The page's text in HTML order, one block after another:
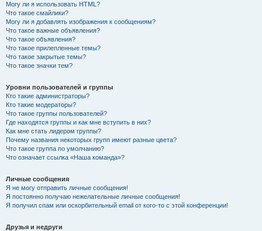
Могу ли я использовать HTML?
Что такое смайлики?
Могу ли я добавлять изображения к сообщениям?
Что такое важные объявления?
Что такое объявления?
Что такое прилепленные темы?
Что такое закрытые темы?
Что такое значки тем?
Уровни пользователей и группы
Кто такие администраторы?
Кто такие модераторы?
Что такое группы пользователей?
Где находятся группы и как мне вступить в них?
Как мне стать лидером группы?
Почему названия некоторых групп имеют разные цвета?
Что такое группа по умолчанию?
Что означает ссылка «Наша команда»?
Личные сообщения
Я не могу отправить личные сообщения!
Я постоянно получаю нежелательные личные сообщения!
Я получил спам или оскорбительный email от кого-то с этой конференции!
Друзья и недруги